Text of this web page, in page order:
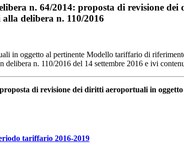
n. 64/2014: proposta di revisione
delibera n. 110/2016
in oggetto al pertinente Modello tariffario di
n. 110/2016 del 14 settembre 2016 e ivi
di revisione dei diritti aeroportuali in
tariffario 2016-2019